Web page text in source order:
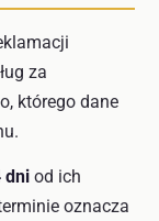
za
którego dane
dni od ich
oznacza